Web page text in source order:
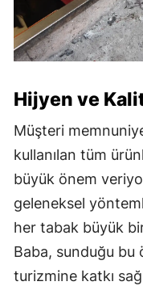
Hijyen ve
Müşteri
kullanılan tüm
büyük önem
geleneksel
her tabak büyük
Baba, sunduğu
turizmine katkı